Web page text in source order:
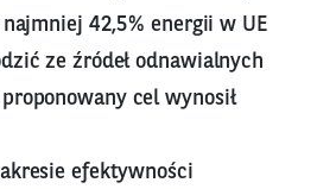
42,5% energii w UE
ze źródeł odnawialnych
cel wynosił
efektywności